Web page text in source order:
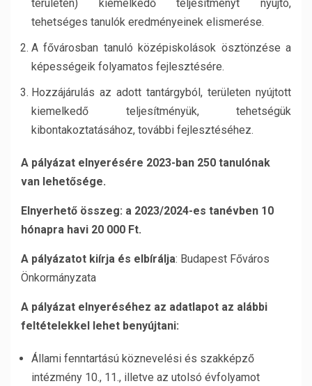
területén) kiemelkedő teljesítményt nyújtó,
tehetséges tanulók eredményeinek elismerése.
A fővárosban tanuló középiskolások ösztönzése a
képességeik folyamatos fejlesztésére.
Hozzájárulás az adott tantárgyból, területen nyújtott
kiemelkedő teljesítményük, tehetségük
kibontakoztatásához, további fejlesztéséhez.
A pályázat elnyerésére 2023-ban 250 tanulónak
van lehetősége.
Elnyerhető összeg: a 2023/2024-es tanévben 10
hónapra havi 20 000 Ft.
A pályázatot kiírja és elbírálja: Budapest Főváros
Önkormányzata
A pályázat elnyeréséhez az adatlapot az alábbi
feltételekkel lehet benyújtani:
Állami fenntartású köznevelési és szakképző
intézmény 10., 11., illetve az utolsó évfolyamot